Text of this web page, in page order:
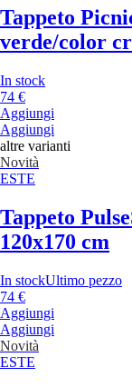
Tappeto
verde/color
In stock
74 €
Aggiungi
Aggiungi
altre varianti
Novità
ESTE
Tappeto Pulse
120x170 cm
In stockUltimo pezzo
74 €
Aggiungi
Aggiungi
Novità
ESTE